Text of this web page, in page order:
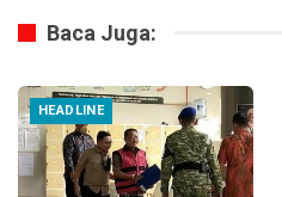
Baca Juga:
HEADLINE